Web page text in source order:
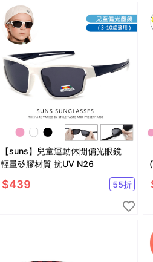
【suns】兒童運動休閒偏光眼鏡
輕量矽膠材質 抗UV N26
$439 55折